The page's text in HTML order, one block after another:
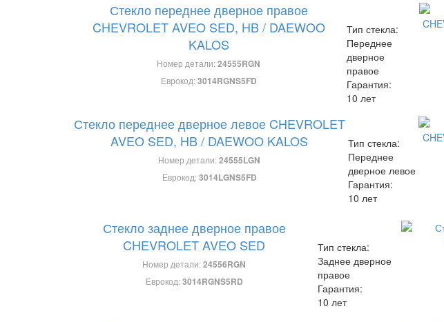
Стекло переднее дверное правое
CHEVROLET AVEO SED, HB / DAEWOO
KALOS
Номер детали:24555RGN
Еврокод:3014RGNS5FD
Тип стекла:
Переднее
дверное
правое
Гарантия:
10 лет
Стекло переднее дверное левое CHEVROLET
AVEO SED, HB / DAEWOO KALOS
Номер детали:24555LGN
Еврокод:3014LGNS5FD
Тип стекла:
Переднее
дверное левое
Гарантия:
10 лет
Стекло заднее дверное правое
CHEVROLET AVEO SED
Номер детали:24556RGN
Еврокод:3014RGNS5RD
Тип стекла:
Заднее дверное
правое
Гарантия:
10 лет